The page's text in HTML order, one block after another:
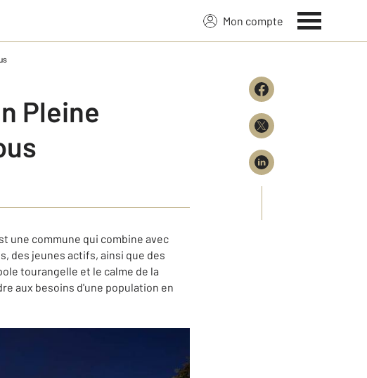
Mon compte
Pleine
une commune qui combine avec
des jeunes actifs, ainsi que des
tourangelle et le calme de la
aux besoins d'une population en